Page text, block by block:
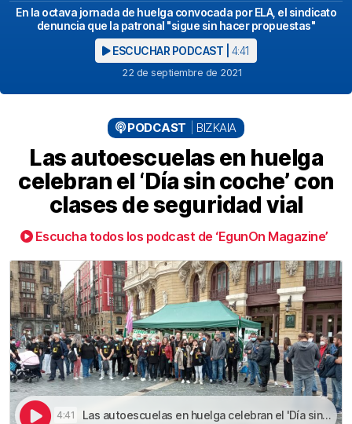
En la octava jornada de huelga convocada por ELA, el sindicato
denuncia que la patronal "sigue sin hacer propuestas"
ESCUCHAR PODCAST | 4:41
22 de septiembre de 2021
PODCAST BIZKAIA
Las autoescuelas en huelga
celebran el ‘Día sin coche’ con
clases de seguridad vial
Escucha todos los podcast de ‘EgunOn Magazine’
4:41 Las autoescuelas en huelga celebran el 'Día sin coche' con clases de seguridad vial | Las autoescuelas en huelga celebran el ‘Día sin coche’ con clases de seguridad vial